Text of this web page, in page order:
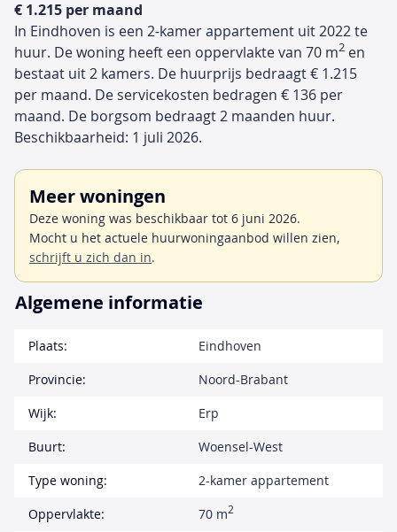
€ 1.215 per maand
In Eindhoven is een 2-kamer appartement uit 2022 te
huur. De woning heeft een oppervlakte van 70 m2 en
bestaat uit 2 kamers. De huurprijs bedraagt € 1.215
per maand. De servicekosten bedragen € 136 per
maand. De borgsom bedraagt 2 maanden huur.
Beschikbaarheid: 1 juli 2026.
Meer woningen
Deze woning was beschikbaar tot 6 juni 2026.
Mocht u het actuele huurwoningaanbod willen zien,
schrijft u zich dan in.
Algemene informatie
Plaats:
Eindhoven
Provincie:
Noord-Brabant
Wijk:
Erp
Buurt:
Woensel-West
Type woning:
2-kamer appartement
Oppervlakte:
70 m2